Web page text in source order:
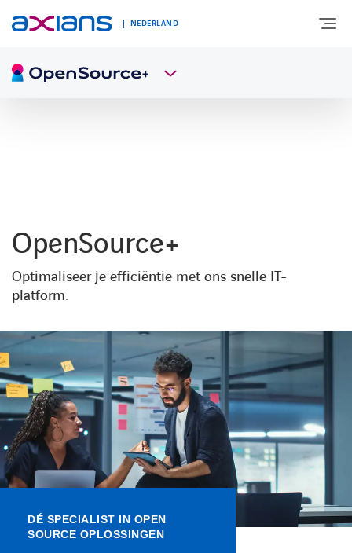
NEDERLAND
NIEUWS & INSPIRATIE
Nieuws
Kennisbank
Referenties
Events
Contact
OpenSource+
Optimaliseer je efficiëntie met ons snelle IT-
platform.
DÉ SPECIALIST IN OPEN
SOURCE OPLOSSINGEN